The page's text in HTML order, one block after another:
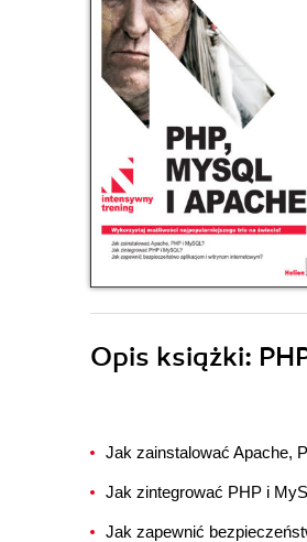
Opis książki:
Jak zainstalować Apache,
Jak zintegrować PHP i
Jak zapewnić